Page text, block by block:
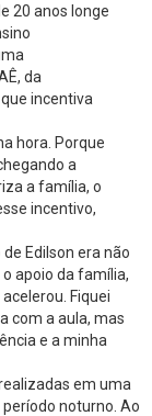
20 anos longe
da
incentiva
hora. Porque
a
a família, o
incentivo,
Edilson era não
apoio da família,
Fiquei
com a aula, mas
e a minha
em uma
noturno. Ao